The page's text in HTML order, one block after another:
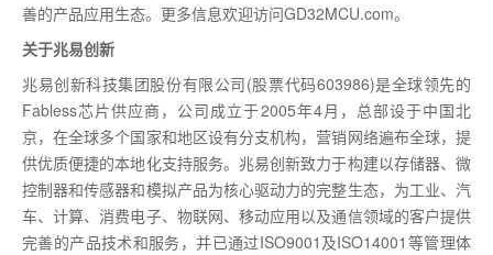
善的产品应用生态。更多信息欢迎访问GD32MCU.com。
关于兆易创新
兆易创新科技集团股份有限公司(股票代码603986)是全球领先的
Fabless芯片供应商，公司成立于2005年4月，总部设于中国北
京，在全球多个国家和地区设有分支机构，营销网络遍布全球，提
供优质便捷的本地化支持服务。兆易创新致力于构建以存储器、微
控制器和传感器和模拟产品为核心驱动力的完整生态，为工业、汽
车、计算、消费电子、物联网、移动应用以及通信领域的客户提供
完善的产品技术和服务，并已通过ISO9001及ISO14001等管理体